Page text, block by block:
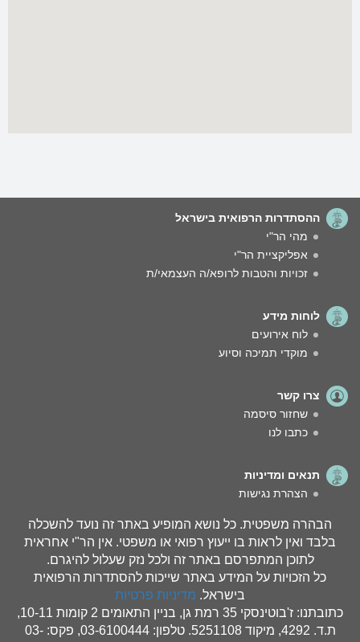
ההסתדרות הרפואית בישראל
מהי הר"י
אפליקציית הר"י
זכויות והטבות לרופא/ה העצמאי/ת
לוחות מידע
לוח אירועים
מוקדי תמיכה וסיוע
צרו קשר
שחזור סיסמה
כתבו לנו
תנאים ומדיניות
הצהרת נגישות
הבהרה משפטית. כל נושא המופיע באתר זה נועד להשכלה
בלבד ואין לראות בו ייעוץ רפואי או משפטי. אין הר"י אחראית
לתוכן המתפרסם באתר זה ולכל נזק שעלול להיגרם.
כל הזכויות על המידע באתר שייכות להסתדרות הרפואית
בישראל. מדיניות פרטיות
כתובתנו: ז'בוטינסקי 35 רמת גן, בניין התאומים 2 קומות 10-11,
ת.ד. 4292, מיקוד 5251108. טלפון: 03-6100444, פקס: 03-